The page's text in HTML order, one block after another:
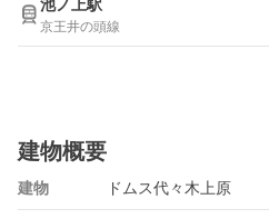
池ノ上駅
京王井の頭線
建物概要
建物 ドムス代々木上原